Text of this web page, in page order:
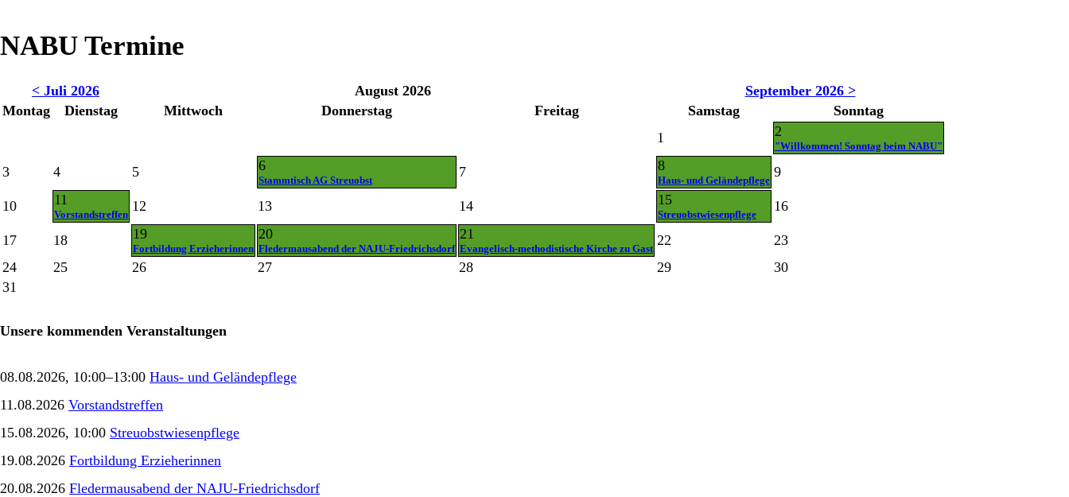
NABU Termine
< Juli 2026 August 2026
September 2026 >
Montag
Dienstag Mittwoch Donnerstag Freitag Samstag
Sonntag
1
2
"Willkommen! Sonntag beim NABU"
3 4 5 6
Stammtisch AG Streuobst
7 8
Haus- und Geländepflege
9
10 11
Vorstandstreffen
12 13 14 15
Streuobstwiesenpflege
16
17 18 19
Fortbildung Erzieherinnen
20
Fledermausabend der NAJU-Friedrichsdorf
21
Evangelisch-methodistische Kirche zu Gast
22
23
24
25 26 27 28 29
30
31
Unsere kommenden Veranstaltungen
08.08.2026, 10:00–13:00 Haus- und Geländepflege
11.08.2026 Vorstandstreffen
15.08.2026, 10:00 Streuobstwiesenpflege
19.08.2026 Fortbildung Erzieherinnen
20.08.2026 Fledermausabend der NAJU-Friedrichsdorf